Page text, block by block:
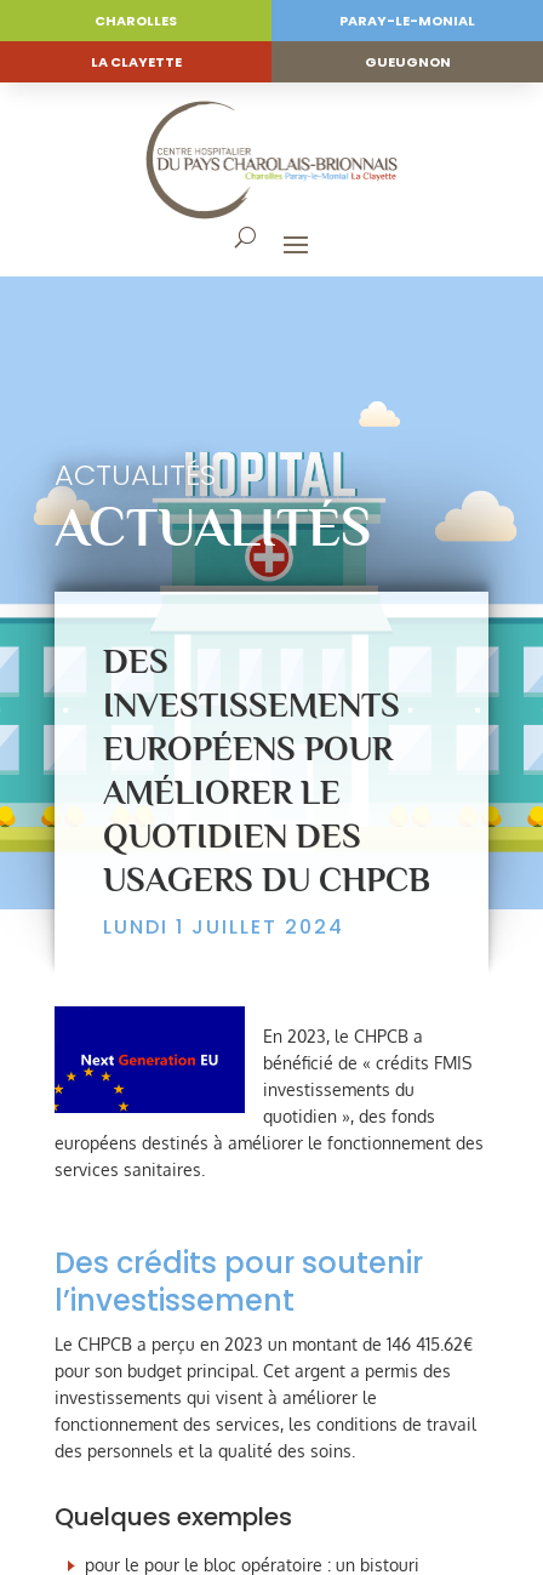
CHAROLLES PARAY-LE-MONIAL
LA CLAYETTE GUEUGNON
ACTUALITÉS
ACTUALITÉS
DES
INVESTISSEMENTS
EUROPÉENS POUR
AMÉLIORER LE
QUOTIDIEN DES
USAGERS DU CHPCB
LUNDI 1 JUILLET 2024
En 2023, le CHPCB a
bénéficié de « crédits FMIS
investissements du
quotidien », des fonds
européens destinés à améliorer le fonctionnement des
services sanitaires.
Des crédits pour soutenir
l’investissement
Le CHPCB a perçu en 2023 un montant de 146 415.62€
pour son budget principal. Cet argent a permis des
investissements qui visent à améliorer le
fonctionnement des services, les conditions de travail
des personnels et la qualité des soins.
Quelques exemples
pour le pour le bloc opératoire : un bistouri